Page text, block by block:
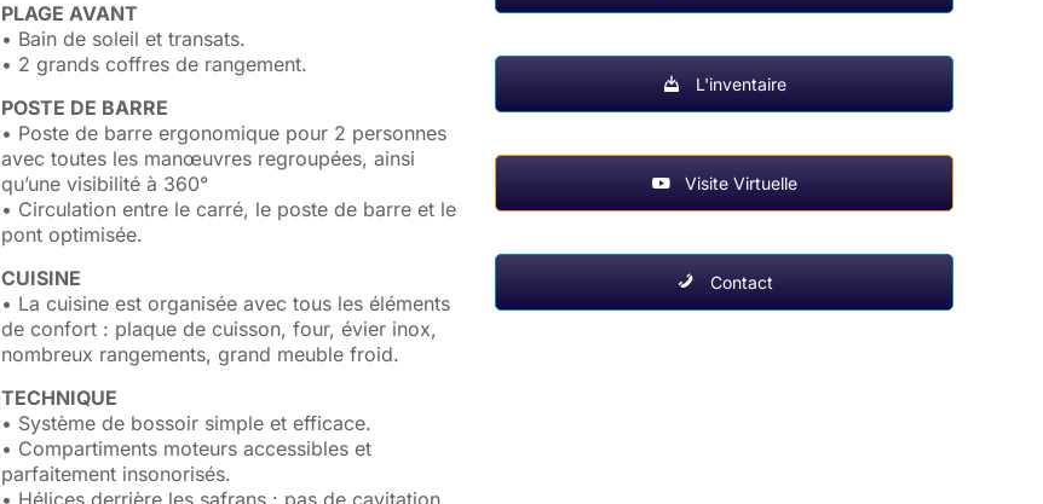
PLAGE AVANT
• Bain de soleil et transats.
• 2 grands coffres de rangement.
POSTE DE BARRE
• Poste de barre ergonomique pour 2 personnes
avec toutes les manœuvres regroupées, ainsi
qu’une visibilité à 360°
• Circulation entre le carré, le poste de barre et le
pont optimisée.
CUISINE
• La cuisine est organisée avec tous les éléments
de confort : plaque de cuisson, four, évier inox,
nombreux rangements, grand meuble froid.
TECHNIQUE
• Système de bossoir simple et efficace.
• Compartiments moteurs accessibles et
parfaitement insonorisés.
• Hélices derrière les safrans : pas de cavitation
L'inventaire
Visite Virtuelle
Contact